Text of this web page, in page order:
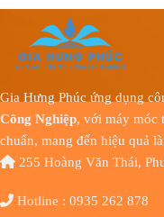
Gia Hưng Phúc ứng dụng
Công Nghiệp, với máy móc
chuẩn, mang đến hiệu quả
255 Hoàng Văn Thái,
Hotline : 0935 262 878